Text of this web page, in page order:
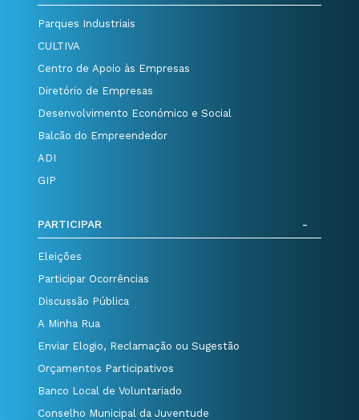
Parques Industriais
CULTIVA
Centro de Apoio às Empresas
Diretório de Empresas
Desenvolvimento Económico e Social
Balcão do Empreendedor
ADI
GIP
PARTICIPAR
Eleições
Participar Ocorrências
Discussão Pública
A Minha Rua
Enviar Elogio, Reclamação ou Sugestão
Orçamentos Participativos
Banco Local de Voluntariado
Conselho Municipal da Juventude